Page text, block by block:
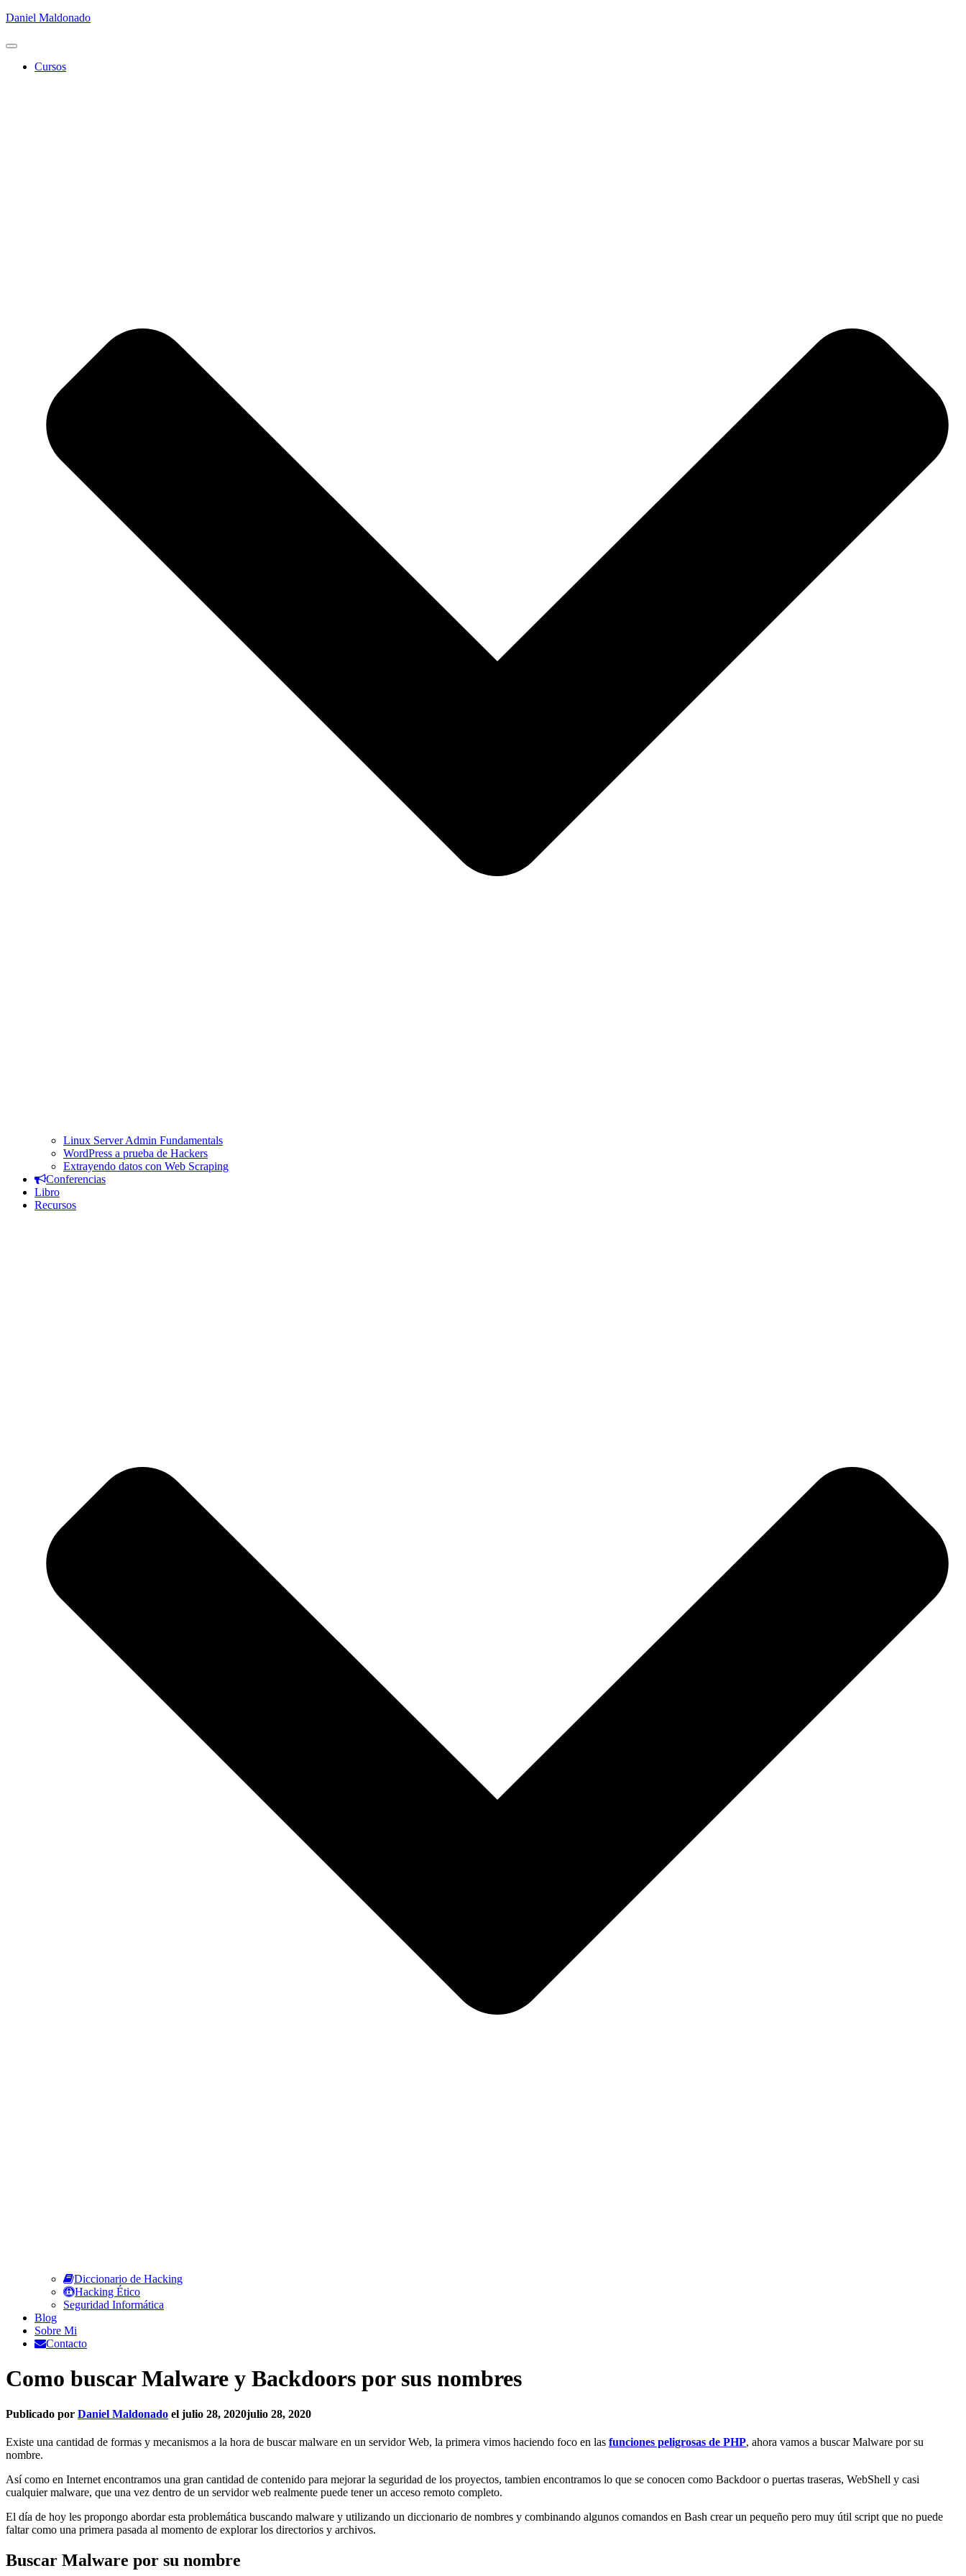
Daniel Maldonado
Cambiar
Cursos
Linux Server Admin Fundamentals
WordPress a prueba de Hackers
Extrayendo datos con Web Scraping
Conferencias
Libro
Recursos
Diccionario de Hacking
Hacking Ético
Seguridad Informática
Blog
Sobre Mi
Contacto
Como buscar Malware y Backdoors por sus nombres
Publicado por Daniel Maldonado el julio 28, 2020julio 28, 2020
Existe una cantidad de formas y mecanismos a la hora de buscar malware en un servidor Web, la primera vimos haciendo foco en las funciones peligrosas de PHP, ahora vamos a buscar Malware por su
nombre.
Así como en Internet encontramos una gran cantidad de contenido para mejorar la seguridad de los proyectos, tambien encontramos lo que se conocen como Backdoor o puertas traseras, WebShell y casi
cualquier malware, que una vez dentro de un servidor web realmente puede tener un acceso remoto completo.
El día de hoy les propongo abordar esta problemática buscando malware y utilizando un diccionario de nombres y combinando algunos comandos en Bash crear un pequeño pero muy útil script que no puede
faltar como una primera pasada al momento de explorar los directorios y archivos.
Buscar Malware por su nombre